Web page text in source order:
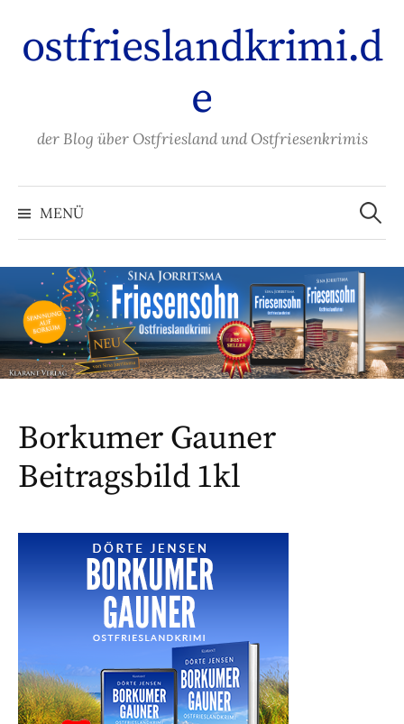
Inhalt
überspringen
ostfrieslandkrimi.d
e
der Blog über Ostfriesland und Ostfriesenkrimis
MENÜ
Suchen
nach:
Borkumer Gauner
Beitragsbild 1kl